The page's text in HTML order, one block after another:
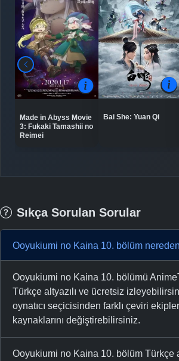
Made in Abyss Movie
3: Fukaki Tamashii no
Reimei
Bai She: Yuan Qi
Sıkça Sorulan Sorular
Ooyukiumi no Kaina 10. bölüm
Ooyukiumi no Kaina 10. bölümü
Türkçe altyazılı ve ücretsiz
oynatıcı seçicisinden farklı çeviri
kaynaklarını değiştirebilirsiniz.
Ooyukiumi no Kaina 10. bölüm Türkçe